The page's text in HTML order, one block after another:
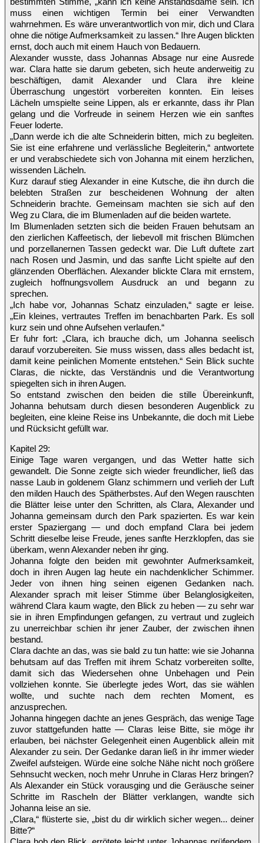
muss einen wichtigen Termin bei einer Verwandten
wahrnehmen. Es wäre unverantwortlich von mir, dich und Clara
ohne die nötige Aufmerksamkeit zu lassen.“ Ihre Augen blickten
ernst, doch auch mit einem Hauch von Bedauern.
Alexander wusste, dass Johannas Absage nur eine Ausrede
war. Clara hatte sie darum gebeten, sich heute anderweitig zu
beschäftigen, damit Alexander und Clara ihre kleine
Überraschung ungestört vorbereiten konnten. Ein leises
Lächeln umspielte seine Lippen, als er erkannte, dass ihr Plan
gelang und die Vorfreude in seinem Herzen wie ein sanftes
Feuer loderte.
„Dann werde ich die alte Schneiderin bitten, mich zu begleiten.
Sie ist eine erfahrene und verlässliche Begleiterin,“ antwortete
er und verabschiedete sich von Johanna mit einem herzlichen,
wissenden Lächeln.
Kurz darauf stieg Alexander in eine Kutsche, die ihn durch die
belebten Straßen zur bescheidenen Wohnung der alten
Schneiderin brachte. Gemeinsam machten sie sich auf den
Weg zu Clara, die im Blumenladen auf die beiden wartete.
Im Blumenladen setzten sich die beiden Frauen behutsam an
den zierlichen Kaffeetisch, der liebevoll mit frischen Blümchen
und porzellanernen Tassen gedeckt war. Die Luft duftete zart
nach Rosen und Jasmin, und das sanfte Licht spielte auf den
glänzenden Oberflächen. Alexander blickte Clara mit ernstem,
zugleich hoffnungsvollem Ausdruck an und begann zu
sprechen.
„Ich habe vor, Johannas Schatz einzuladen,“ sagte er leise.
„Ein kleines, vertrautes Treffen im benachbarten Park. Es soll
kurz sein und ohne Aufsehen verlaufen.“
Er fuhr fort: „Clara, ich brauche dich, um Johanna seelisch
darauf vorzubereiten. Sie muss wissen, dass alles bedacht ist,
damit keine peinlichen Momente entstehen.“ Sein Blick suchte
Claras, die nickte, das Verständnis und die Verantwortung
spiegelten sich in ihren Augen.
So entstand zwischen den beiden die stille Übereinkunft,
Johanna behutsam durch diesen besonderen Augenblick zu
begleiten, eine kleine Reise ins Unbekannte, die doch mit Liebe
und Rücksicht gefüllt war.
Kapitel 29:
Einige Tage waren vergangen, und das Wetter hatte sich
gewandelt. Die Sonne zeigte sich wieder freundlicher, ließ das
nasse Laub in goldenem Glanz schimmern und verlieh der Luft
den milden Hauch des Spätherbstes. Auf den Wegen rauschten
die Blätter leise unter den Schritten, als Clara, Alexander und
Johanna gemeinsam durch den Park spazierten. Es war kein
erster Spaziergang — und doch empfand Clara bei jedem
Schritt dieselbe leise Freude, jenes sanfte Herzklopfen, das sie
überkam, wenn Alexander neben ihr ging.
Johanna folgte den beiden mit gewohnter Aufmerksamkeit,
doch in ihren Augen lag heute ein nachdenklicher Schimmer.
Jeder von ihnen hing seinen eigenen Gedanken nach.
Alexander sprach mit leiser Stimme über Belanglosigkeiten,
während Clara kaum wagte, den Blick zu heben — zu sehr war
sie in ihren Empfindungen gefangen, zu vertraut und zugleich
zu unerreichbar schien ihr jener Zauber, der zwischen ihnen
bestand.
Clara dachte an das, was sie bald zu tun hatte: wie sie Johanna
behutsam auf das Treffen mit ihrem Schatz vorbereiten sollte,
damit sich das Wiedersehen ohne Unbehagen und Pein
vollziehen konnte. Sie überlegte jedes Wort, das sie wählen
wollte, und suchte nach dem rechten Moment, es
anzusprechen.
Johanna hingegen dachte an jenes Gespräch, das wenige Tage
zuvor stattgefunden hatte — Claras leise Bitte, sie möge ihr
erlauben, bei nächster Gelegenheit einen Augenblick allein mit
Alexander zu sein. Der Gedanke daran ließ in ihr immer wieder
Zweifel aufsteigen. Würde eine solche Nähe nicht noch größere
Sehnsucht wecken, noch mehr Unruhe in Claras Herz bringen?
Als Alexander ein Stück vorausging und die Geräusche seiner
Schritte im Rascheln der Blätter verklangen, wandte sich
Johanna leise an sie.
„Clara,“ flüsterte sie, „bist du dir wirklich sicher wegen... deiner
Bitte?“